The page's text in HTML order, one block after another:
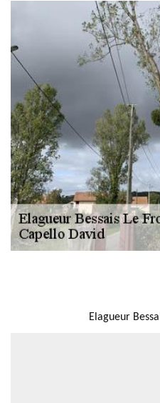
Elagueur